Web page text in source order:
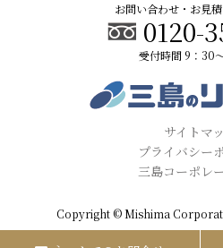
お問い合わせ・お見
0120-
受付時間 9：30
サイトマ
プライバシー
三島コーポレ
Copyright © Mishima